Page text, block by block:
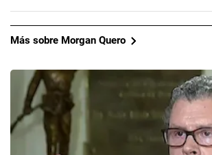
Más sobre Morgan Quero